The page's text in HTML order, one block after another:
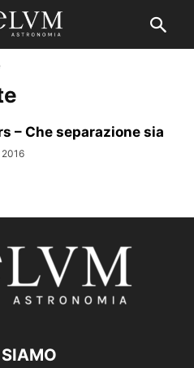
– Che separazione sia